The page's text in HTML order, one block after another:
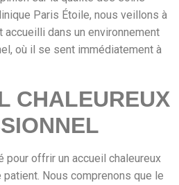
Paris Étoile, nous veillons à
dans un environnement
où il se sent immédiatement à
CHALEUREUX
pour offrir un accueil chaleureux
Nous comprenons que le